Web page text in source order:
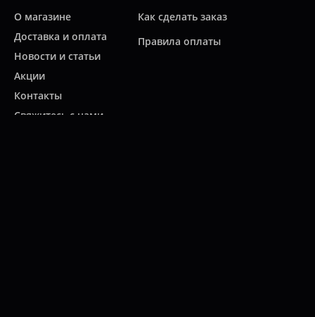
О магазине
Доставка и оплата
Новости и статьи
Акции
Контакты
Свяжитесь с нами
Как сделать заказ
Правила оплаты